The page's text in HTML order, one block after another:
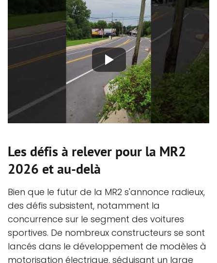
Les défis à relever pour la MR2
2026 et au-delà
Bien que le futur de la MR2 s'annonce radieux,
des défis subsistent, notamment la
concurrence sur le segment des voitures
sportives. De nombreux constructeurs se sont
lancés dans le développement de modèles à
motorisation électrique, séduisant un large